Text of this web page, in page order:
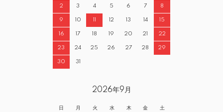
2 3 4 5 6 7 8
9 10 12 13 14 15
16 17 18 19 20 21 22
23 24 25 26 27 28 29
30 31
2026年9月
日 月 火 水 木 金 土